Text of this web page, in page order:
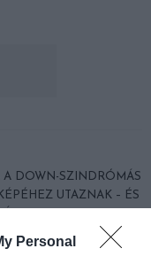
Personal
A DOWN-SZINDRÓMÁS
UTAZNAK – ÉS